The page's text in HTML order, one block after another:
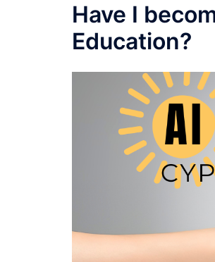
Have I
Education?